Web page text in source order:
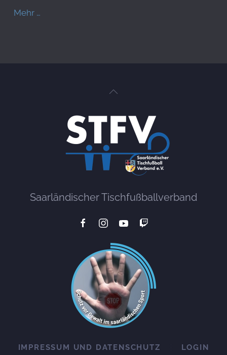
Mehr …
Saarländischer Tischfußballverband
IMPRESSUM UND DATENSCHUTZ LOGIN